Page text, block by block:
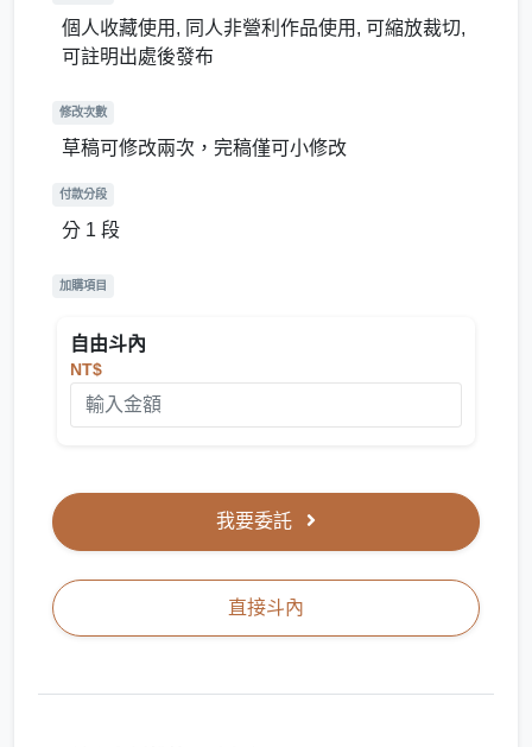
個人收藏使用, 同人非營利作品使用, 可縮放裁切,
可註明出處後發布
修改次數
草稿可修改兩次，完稿僅可小修改
付款分段
分 1 段
加購項目
自由斗內
NT$
我要委託
直接斗內